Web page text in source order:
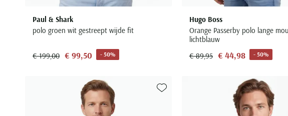
Paul & Shark
polo groen wit gestreept wijde fit
€ 199,00 € 99,50 - 50%
Hugo Boss
Orange Passerby polo lange
lichtblauw
€ 89,95 € 44,98 - 50%
Toevoegen aan favorieten